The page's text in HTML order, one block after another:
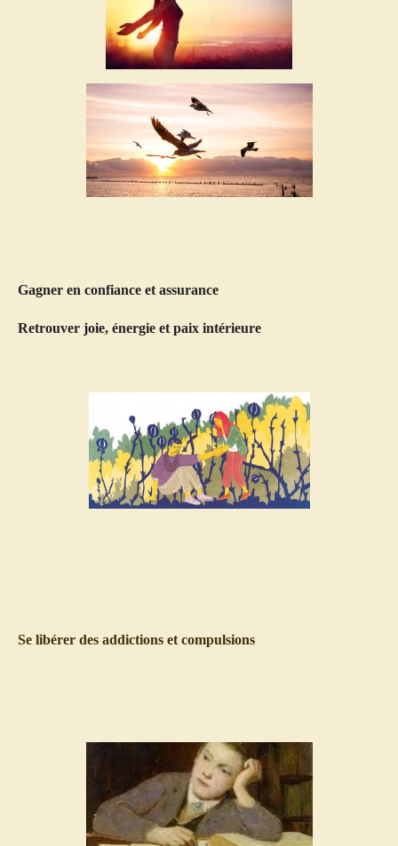
Gagner en confiance et assurance
Retrouver joie, énergie et paix intérieure
Se libérer des addictions et compulsions